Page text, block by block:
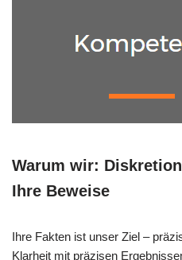
Warum wir:
Ihre Beweise
Ihre Fakten ist unser Ziel –
Klarheit mit präzisen